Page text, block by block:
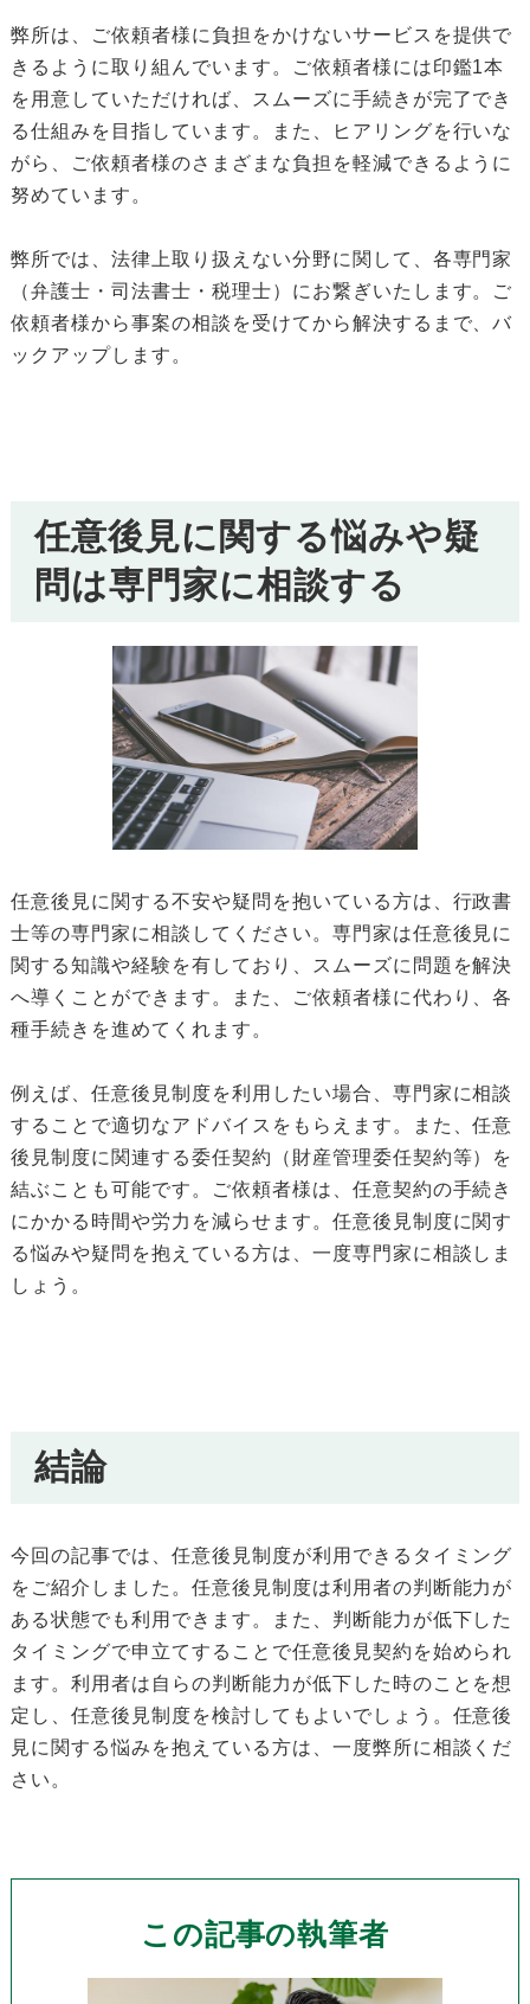
弊所は、ご依頼者様に負担をかけないサービスを提供で
きるように取り組んでいます。ご依頼者様には印鑑1本
を用意していただければ、スムーズに手続きが完了でき
る仕組みを目指しています。また、ヒアリングを行いな
がら、ご依頼者様のさまざまな負担を軽減できるように
努めています。
弊所では、法律上取り扱えない分野に関して、各専門家
（弁護士・司法書士・税理士）にお繋ぎいたします。ご
依頼者様から事案の相談を受けてから解決するまで、バ
ックアップします。
任意後見に関する悩みや疑
問は専門家に相談する
任意後見に関する不安や疑問を抱いている方は、行政書
士等の専門家に相談してください。専門家は任意後見に
関する知識や経験を有しており、スムーズに問題を解決
へ導くことができます。また、ご依頼者様に代わり、各
種手続きを進めてくれます。
例えば、任意後見制度を利用したい場合、専門家に相談
することで適切なアドバイスをもらえます。また、任意
後見制度に関連する委任契約（財産管理委任契約等）を
結ぶことも可能です。ご依頼者様は、任意契約の手続き
にかかる時間や労力を減らせます。任意後見制度に関す
る悩みや疑問を抱えている方は、一度専門家に相談しま
しょう。
結論
今回の記事では、任意後見制度が利用できるタイミング
をご紹介しました。任意後見制度は利用者の判断能力が
ある状態でも利用できます。また、判断能力が低下した
タイミングで申立てすることで任意後見契約を始められ
ます。利用者は自らの判断能力が低下した時のことを想
定し、任意後見制度を検討してもよいでしょう。任意後
見に関する悩みを抱えている方は、一度弊所に相談くだ
さい。
この記事の執筆者